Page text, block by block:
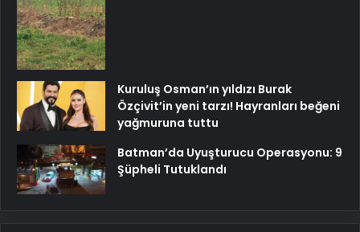
Kuruluş Osman’ın yıldızı Burak
Özçivit’in yeni tarzı! Hayranları beğeni
yağmuruna tuttu
Batman’da Uyuşturucu Operasyonu: 9
Şüpheli Tutuklandı